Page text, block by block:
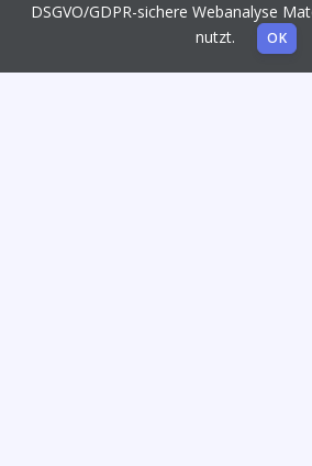
DSGVO/GDPR-sichere Webanalyse
nutzt.
OK